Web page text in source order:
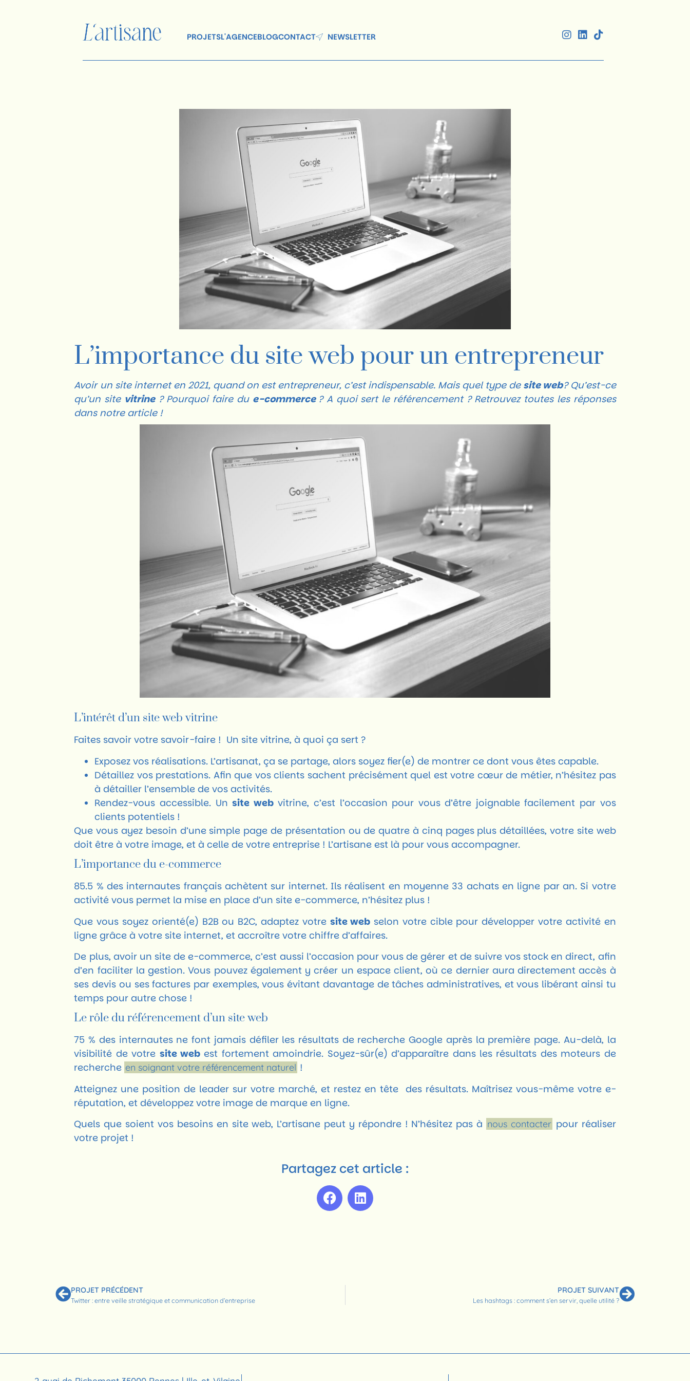
PROJETSL'AGENCEBLOGCONTACT NEWSLETTER
L’importance du site web pour un entrepreneur
Avoir un site internet en 2021, quand on est entrepreneur, c’est indispensable. Mais quel type de site web? Qu’est-ce
qu’un site vitrine? Pourquoi faire du e-commerce ? A quoi sert le référencement ? Retrouvez toutes les réponses
dans notre article !
L’intérêt d’un site web vitrine
Faites savoir votre savoir-faire ! Un site vitrine, à quoi ça sert ?
Exposez vos réalisations. L’artisanat, ça se partage, alors soyez fier(e) de montrer ce dont vous êtes capable.
Détaillez vos prestations. Afin que vos clients sachent précisément quel est votre cœur de métier, n’hésitez pas
à détailler l’ensemble de vos activités.
Rendez-vous accessible. Unsite webvitrine, c’est l’occasion pour vous d’être joignable facilement par vos
clients potentiels !
Que vous ayez besoin d’une simple page de présentation ou de quatre à cinq pages plus détaillées, votre site web
doit être à votre image, et à celle de votre entreprise ! L’artisane est là pour vous accompagner.
L’importance du e-commerce
85.5 % des internautes français achètent sur internet. Ils réalisent en moyenne 33 achats en ligne par an. Si votre
activité vous permet la mise en place d’un site e-commerce, n’hésitez plus !
Que vous soyez orienté(e) B2B ou B2C, adaptez votre site web selon votre cible pour développer votre activité en
ligne grâce à votre site internet, et accroître votre chiffre d’affaires.
De plus, avoir un site de e-commerce, c’est aussi l’occasion pour vous de gérer et de suivre vos stock en direct, afin
d’en faciliter la gestion. Vous pouvez également y créer un espace client, où ce dernier aura directement accès à
ses devis ou ses factures par exemples, vous évitant davantage de tâches administratives, et vous libérant ainsi tu
temps pour autre chose !
Le rôle du référencement d’un site web
75 % des internautes ne font jamais défiler les résultats de recherche Google après la première page. Au-delà, la
visibilité de votre site web est fortement amoindrie. Soyez-sûr(e) d’apparaître dans les résultats des moteurs de
recherche en soignant votre référencement naturel !
Atteignez une position de leader sur votre marché, et restez en tête des résultats. Maîtrisez vous-même votre e-
réputation, et développez votre image de marque en ligne.
Quels que soient vos besoins en site web, L’artisane peut y répondre ! N’hésitez pas à nous contacter pour réaliser
votre projet !
Partagez cet article :
PROJET PRÉCÉDENT
Twitter : entre veille stratégique et communication d’entreprise
PROJET SUIVANT
Les hashtags : comment s’en servir, quelle utilité ?